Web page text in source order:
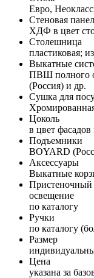
Евро,
Стеновая
ХДФ в цвет
Столешница
пластиковая;
Выкатные
ПВШ полного
(Россия) и др.
Сушка для
Цоколь
в цвет фасадов
Подъемники
BOYARD
Аксессуары
Выкатные
Пристеночный
освещение
по каталогу
Ручки
по каталогу
Размер
Цена
указана за